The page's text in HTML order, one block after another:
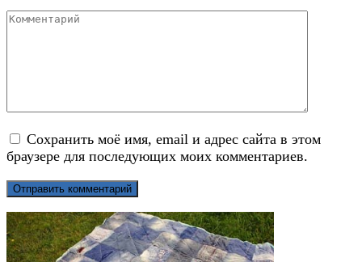
Комментарий
Сохранить моё имя, email и адрес сайта в этом
браузере для последующих моих комментариев.